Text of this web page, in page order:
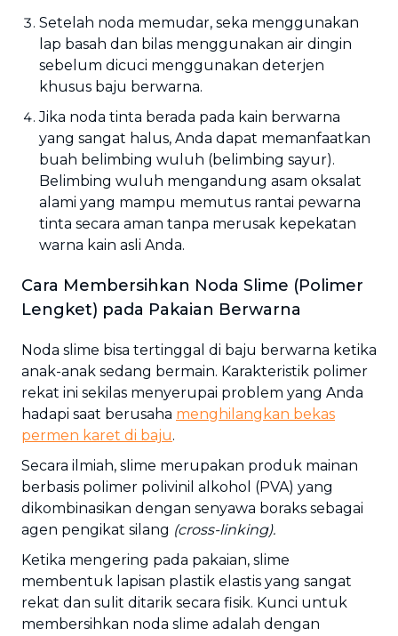
Setelah noda memudar, seka menggunakan
lap basah dan bilas menggunakan air dingin
sebelum dicuci menggunakan deterjen
khusus baju berwarna.
Jika noda tinta berada pada kain berwarna
yang sangat halus, Anda dapat memanfaatkan
buah belimbing wuluh (belimbing sayur).
Belimbing wuluh mengandung asam oksalat
alami yang mampu memutus rantai pewarna
tinta secara aman tanpa merusak kepekatan
warna kain asli Anda.
Cara Membersihkan Noda Slime (Polimer
Lengket) pada Pakaian Berwarna
Noda slime bisa tertinggal di baju berwarna ketika
anak-anak sedang bermain. Karakteristik polimer
rekat ini sekilas menyerupai problem yang Anda
hadapi saat berusaha menghilangkan bekas
permen karet di baju.
Secara ilmiah, slime merupakan produk mainan
berbasis polimer polivinil alkohol (PVA) yang
dikombinasikan dengan senyawa boraks sebagai
agen pengikat silang (cross-linking).
Ketika mengering pada pakaian, slime
membentuk lapisan plastik elastis yang sangat
rekat dan sulit ditarik secara fisik. Kunci untuk
membersihkan noda slime adalah dengan